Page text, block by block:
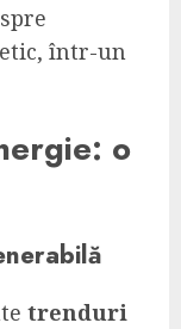
într-un
: o
trenduri